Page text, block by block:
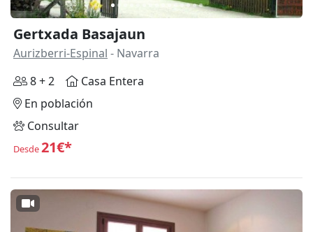
Gertxada Basajaun
Aurizberri-Espinal - Navarra
8 + 2
Casa Entera
En población
Consultar
Desde21€*